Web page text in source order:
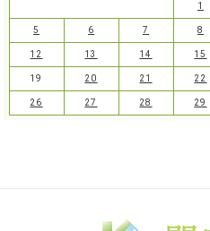
1
5 6 7 8
12 13 14 15
19 20 21 22
26 27 28 29